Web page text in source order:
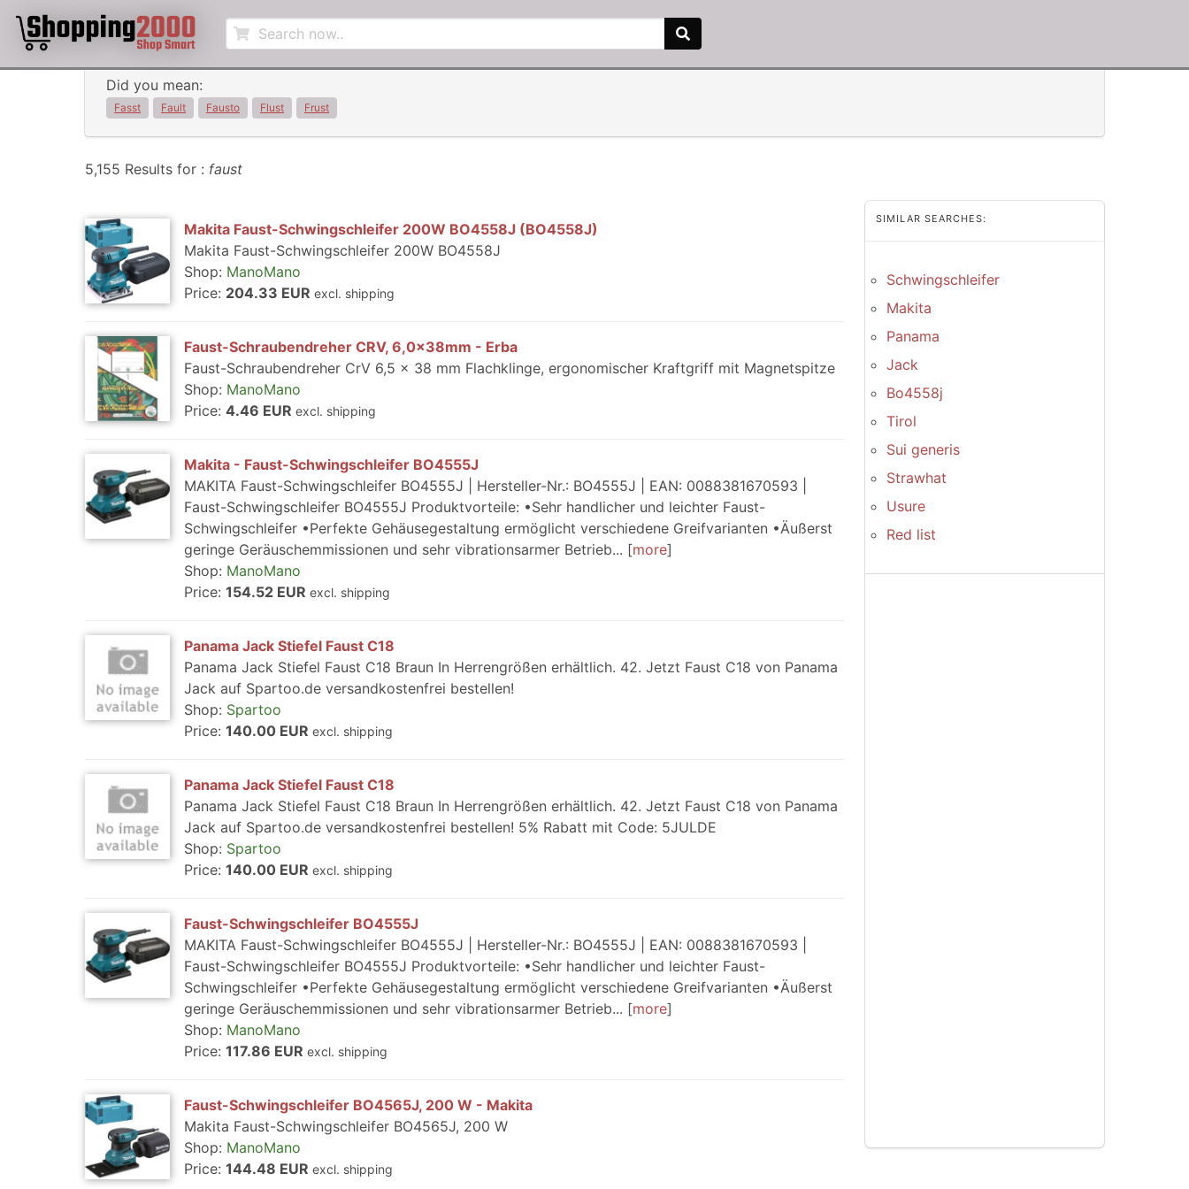
Did you mean:
Fasst Fault Fausto Flust Frust
5,155 Results for : faust
Makita Faust-Schwingschleifer 200W BO4558J (BO4558J)
Makita Faust-Schwingschleifer 200W BO4558J
Shop: ManoMano
Price: 204.33 EUR excl. shipping
Faust-Schraubendreher CRV, 6,0x38mm - Erba
Faust-Schraubendreher CrV 6,5 x 38 mm Flachklinge, ergonomischer Kraftgriff mit Magnetspitze
Shop: ManoMano
Price: 4.46 EUR excl. shipping
Makita - Faust-Schwingschleifer BO4555J
MAKITA Faust-Schwingschleifer BO4555J | Hersteller-Nr.: BO4555J | EAN: 0088381670593 |
Faust-Schwingschleifer BO4555J Produktvorteile: •Sehr handlicher und leichter Faust-
Schwingschleifer •Perfekte Gehäusegestaltung ermöglicht verschiedene Greifvarianten •Äußerst
geringe Geräuschemmissionen und sehr vibrationsarmer Betrieb...
more
Shop: ManoMano
Price: 154.52 EUR excl. shipping
Panama Jack Stiefel Faust C18
Panama Jack Stiefel Faust C18 Braun In Herrengrößen erhältlich. 42. Jetzt Faust C18 von Panama
Jack auf Spartoo.de versandkostenfrei bestellen!
Shop: Spartoo
Price: 140.00 EUR excl. shipping
Panama Jack Stiefel Faust C18
Panama Jack Stiefel Faust C18 Braun In Herrengrößen erhältlich. 42. Jetzt Faust C18 von Panama
Jack auf Spartoo.de versandkostenfrei bestellen! 5% Rabatt mit Code: 5JULDE
Shop: Spartoo
Price: 140.00 EUR excl. shipping
Faust-Schwingschleifer BO4555J
MAKITA Faust-Schwingschleifer BO4555J | Hersteller-Nr.: BO4555J | EAN: 0088381670593 |
Faust-Schwingschleifer BO4555J Produktvorteile: •Sehr handlicher und leichter Faust-
Schwingschleifer •Perfekte Gehäusegestaltung ermöglicht verschiedene Greifvarianten •Äußerst
geringe Geräuschemmissionen und sehr vibrationsarmer Betrieb...
more
Shop: ManoMano
Price: 117.86 EUR excl. shipping
Faust-Schwingschleifer BO4565J, 200 W - Makita
Makita Faust-Schwingschleifer BO4565J, 200 W
Shop: ManoMano
Price: 144.48 EUR excl. shipping
SIMILAR SEARCHES:
Schwingschleifer
Makita
Panama
Jack
Bo4558j
Tirol
Sui generis
Strawhat
Usure
Red list